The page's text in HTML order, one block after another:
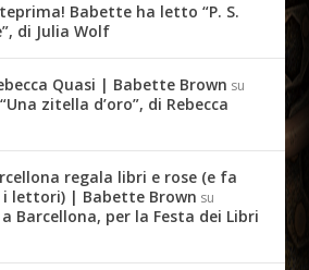
Babette ha letto “P. S.
di Julia Wolf
Quasi | Babette Brown su
zitella d’oro”, di Rebecca
regala libri e rose (e fa
lettori) | Babette Brown su
Barcellona, per la Festa dei Libri